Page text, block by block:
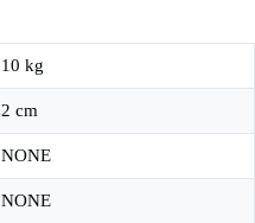
10 kg
2 cm
NONE
NONE